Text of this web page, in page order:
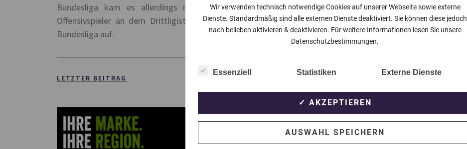
Bundesliga kam es allerdings nicht. In der Rückrunde der abgelaufenen Saison war der
Offensivspieler an dem Drittligisten SC Paderborn ausgeliehen stieg am Saisonende in die 2.
Bundesliga auf.
LETZTER BEITRAG NÄCHSTER BEITRAG
Wir verwenden technisch notwendige Cookies auf unserer Webseite sowie externe
Dienste. Standardmäßig sind alle externen Dienste deaktiviert. Sie können diese jedoch
nach belieben aktivieren & deaktivieren. Für weitere Informationen lesen Sie unsere
Datenschutzbestimmungen.
Essenziell Statistiken Externe Dienste
✓ AKZEPTIEREN
AUSWAHL SPEICHERN